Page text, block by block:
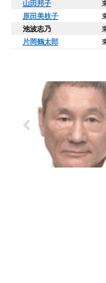
山田邦子
原田美枝子
池波志乃
片岡鶴太郎